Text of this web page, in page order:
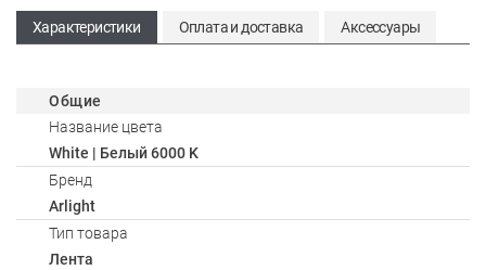
Характеристики Оплата и доставка Аксессуары
Общие
Название цвета
White | Белый 6000 K
Бренд
Arlight
Тип товара
Лента